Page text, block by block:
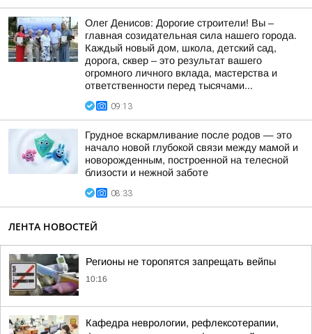
Олег Денисов: Дорогие строители! Вы –
главная созидательная сила нашего города.
Каждый новый дом, школа, детский сад,
дорога, сквер – это результат вашего
огромного личного вклада, мастерства и
ответственности перед тысячами...
09:13
Грудное вскармливание после родов — это
начало новой глубокой связи между мамой и
новорожденным, построенной на телесной
близости и нежной заботе
08:33
ЛЕНТА НОВОСТЕЙ
Регионы не торопятся запрещать вейпы
10:16
Кафедра неврологии, рефлексотерапии,